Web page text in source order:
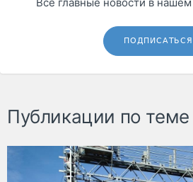
ПОДПИСАТЬСЯ
Публикации по теме